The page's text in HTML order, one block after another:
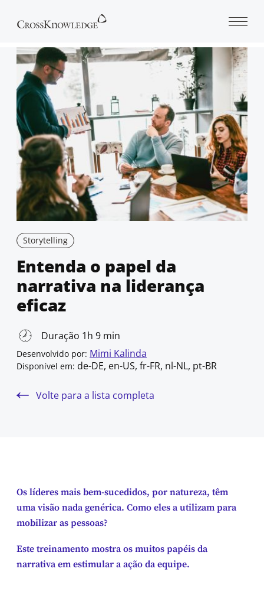
Storytelling
Entenda o papel da
narrativa na liderança
eficaz
Duração 1h 9 min
Desenvolvido por: Mimi Kalinda
Disponível em: de-DE, en-US, fr-FR, nl-NL, pt-BR
Volte para a lista completa
Os líderes mais bem-sucedidos, por natureza, têm
uma visão nada genérica. Como eles a utilizam para
mobilizar as pessoas?
Este treinamento mostra os muitos papéis da
narrativa em estimular a ação da equipe.